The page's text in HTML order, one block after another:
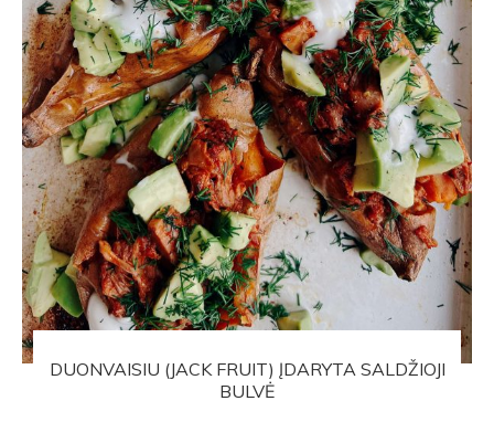
DUONVAISIU (JACK FRUIT) ĮDARYTA SALDŽIOJI
BULVĖ